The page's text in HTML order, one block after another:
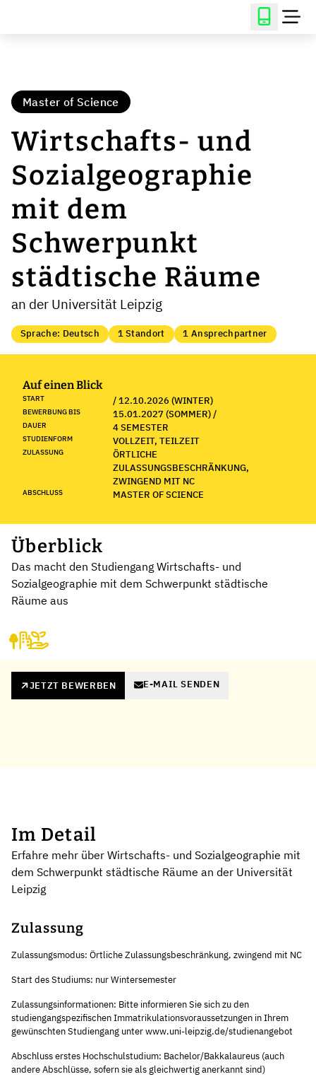
Master of Science
Wirtschafts- und
Sozialgeographie
mit dem
Schwerpunkt
städtische Räume
an der Universität Leipzig
Sprache: Deutsch 1 Standort 1 Ansprechpartner
Auf einen Blick
START / 12.10.2026 (WINTER)
BEWERBUNG BIS 15.01.2027 (SOMMER) /
DAUER 4 SEMESTER
STUDIENFORM VOLLZEIT, TEILZEIT
ZULASSUNG
ÖRTLICHE
ZULASSUNGSBESCHRÄNKUNG,
ZWINGEND MIT NC
ABSCHLUSS MASTER OF SCIENCE
Überblick
Das macht den Studiengang Wirtschafts- und
Sozialgeographie mit dem Schwerpunkt städtische
Räume aus
JETZT BEWERBEN E-MAIL SENDEN
Im Detail
Erfahre mehr über Wirtschafts- und Sozialgeographie mit
dem Schwerpunkt städtische Räume an der Universität
Leipzig
Zulassung
Zulassungsmodus: Örtliche Zulassungsbeschränkung, zwingend mit NC
Start des Studiums: nur Wintersemester
Zulassungsinformationen: Bitte informieren Sie sich zu den
studiengangspezifischen Immatrikulationsvoraussetzungen in Ihrem
gewünschten Studiengang unter www.uni-leipzig.de/studienangebot
Abschluss erstes Hochschulstudium: Bachelor/Bakkalaureus (auch
andere Abschlüsse, sofern sie als gleichwertig anerkannt sind)